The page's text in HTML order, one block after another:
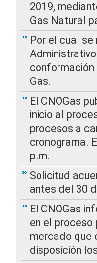
2019,
Gas Natural
Por el cual
conformación
Gas.
El CNOGas
inicio al
procesos a
cronograma.
p.m.
Solicitud
antes del 30
El CNOGas
en el
mercado que
disposición